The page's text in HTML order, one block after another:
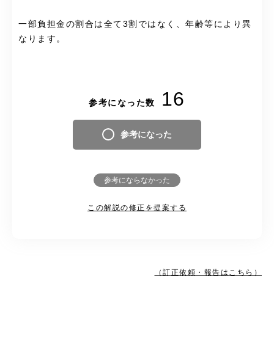
一部負担金の割合は全て3割ではなく、年齢等により異
なります。
参考になった数 16
参考になった
参考にならなかった
この解説の修正を提案する
（訂正依頼・報告はこちら）